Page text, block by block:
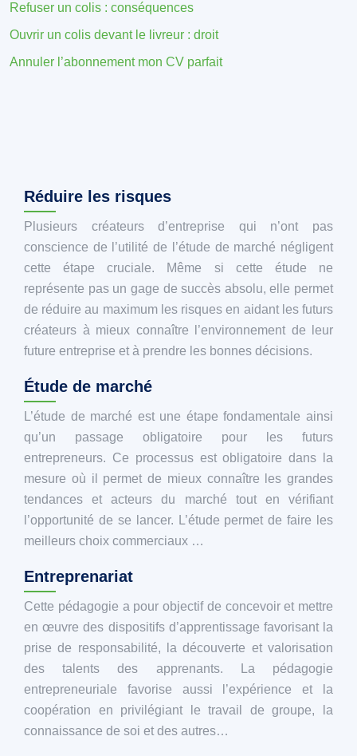
Refuser un colis : conséquences
Ouvrir un colis devant le livreur : droit
Annuler l’abonnement mon CV parfait
Réduire les risques
Plusieurs créateurs d’entreprise qui n’ont pas
conscience de l’utilité de l’étude de marché négligent
cette étape cruciale. Même si cette étude ne
représente pas un gage de succès absolu, elle permet
de réduire au maximum les risques en aidant les futurs
créateurs à mieux connaître l’environnement de leur
future entreprise et à prendre les bonnes décisions.
Étude de marché
L’étude de marché est une étape fondamentale ainsi
qu’un passage obligatoire pour les futurs
entrepreneurs. Ce processus est obligatoire dans la
mesure où il permet de mieux connaître les grandes
tendances et acteurs du marché tout en vérifiant
l’opportunité de se lancer. L’étude permet de faire les
meilleurs choix commerciaux …
Entreprenariat
Cette pédagogie a pour objectif de concevoir et mettre
en œuvre des dispositifs d’apprentissage favorisant la
prise de responsabilité, la découverte et valorisation
des talents des apprenants. La pédagogie
entrepreneuriale favorise aussi l’expérience et la
coopération en privilégiant le travail de groupe, la
connaissance de soi et des autres…